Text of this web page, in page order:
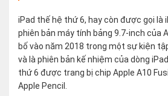
iPad thế hệ thứ 6, hay còn được gọi là
phiên bản máy tính bảng 9.7-inch của
bố vào năm 2018 trong một sự kiện
và là phiên bản kế nhiệm của dòng
thứ 6 được trang bị chip Apple A10
Apple Pencil.